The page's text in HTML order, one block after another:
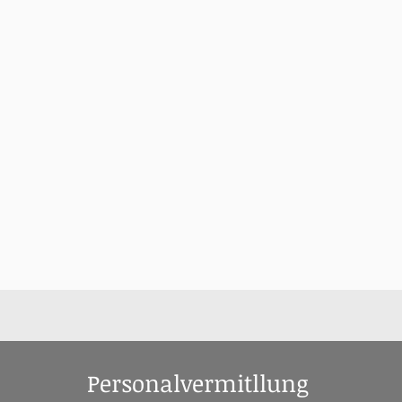
Personalvermitllung